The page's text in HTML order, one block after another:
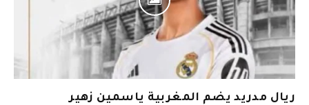
ريال مدريد يضم المغربية ياسمين زهير